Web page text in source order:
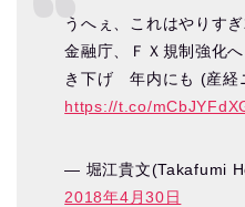
うへぇ、これはやりす
金融庁、ＦＸ規制強化
き下げ 年内にも (産経
https://t.co/
— 堀江貴文(Takafumi
2018年4月30日